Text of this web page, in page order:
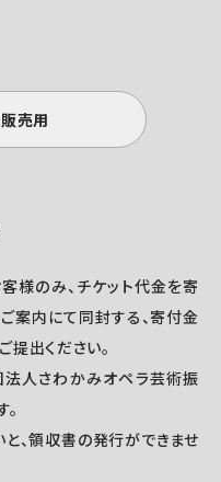
売用
様のみ、チケット代金を寄
案内にて同封する、寄付金
出ください。
人さわかみオペラ芸術振
、領収書の発行ができませ